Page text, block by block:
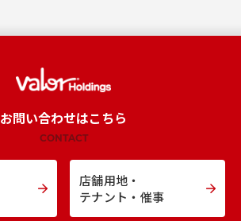
お問い合わせはこちら
CONTACT
店舗用地・
テナント・催事